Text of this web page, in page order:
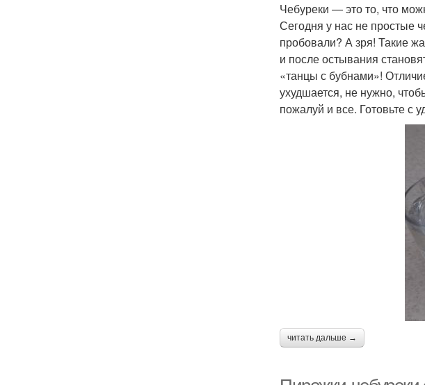
Чебуреки — это то, что
Сегодня у нас не простые
пробовали? А зря! Такие
и после остывания
«танцы с бубнами»!
ухудшается, не нужно,
пожалуй и все. Готовьте с
читать дальше →